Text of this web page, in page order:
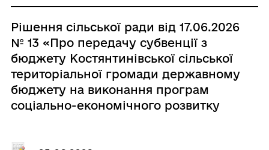
Рішення сільської ради від 17.06.2026
№ 13 «Про передачу субвенції з
бюджету Костянтинівської сільської
територіальної громади державному
бюджету на виконання програм
соціально-економічного розвитку